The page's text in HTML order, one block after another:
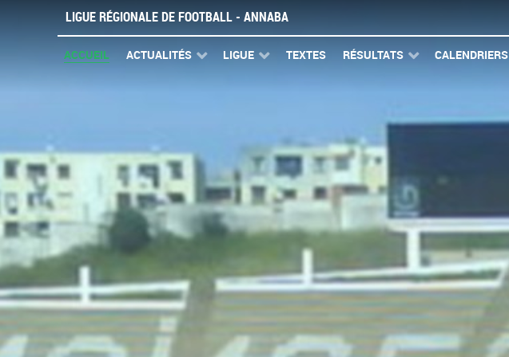
LIGUE RÉGIONALE DE FOOTBALL - ANNABA
ACCUEIL ACTUALITÉS LIGUE TEXTES RÉSULTATS CALENDRIERS